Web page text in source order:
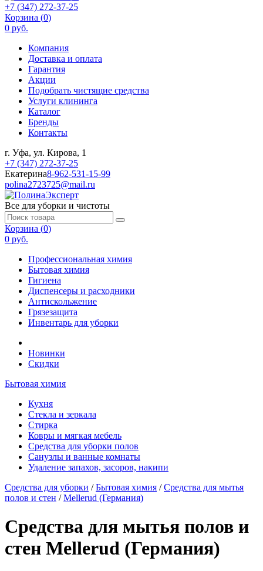
+7 (347) 272-37-25
Корзина (0)
0 руб.
Компания
Доставка и оплата
Гарантия
Акции
Подобрать чистящие средства
Услуги клининга
Каталог
Бренды
Контакты
г. Уфа, ул. Кирова, 1
+7 (347) 272-37-25
Екатерина8-962-531-15-99
polina2723725@mail.ru
Все для уборки и чистоты
Корзина (0)
0 руб.
Профессиональная химия
Бытовая химия
Гигиена
Диспенсеры и расходники
Антискольжение
Грязезащита
Инвентарь для уборки
Новинки
Скидки
Бытовая химия
Кухня
Стекла и зеркала
Стирка
Ковры и мягкая мебель
Средства для уборки полов
Санузлы и ванные комнаты
Удаление запахов, засоров, накипи
Средства для уборки /Бытовая химия /Средства для мытья
полов и стен /Mellerud (Германия)
Средства для мытья полов и
стен Mellerud (Германия)